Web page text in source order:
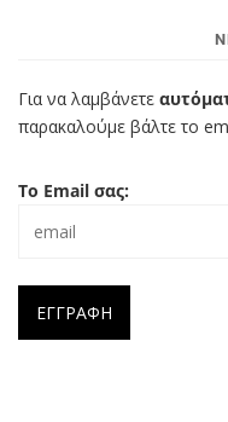
Για να λαμβάνετε
παρακαλούμε βάλτε το
Το Email σας: